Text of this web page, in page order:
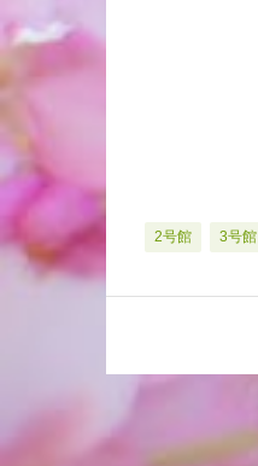
2号館 3号館